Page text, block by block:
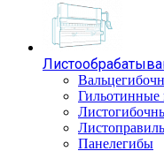
Панелегибы